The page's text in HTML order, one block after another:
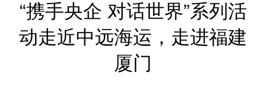
“携手央企 对话世界”系列活
动走近中远海运，走进福建
厦门